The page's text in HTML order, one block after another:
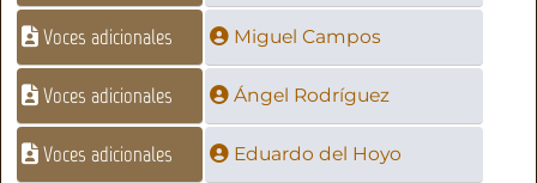
Voces adicionales Miguel Campos
Voces adicionales Ángel Rodríguez
Voces adicionales Eduardo del Hoyo